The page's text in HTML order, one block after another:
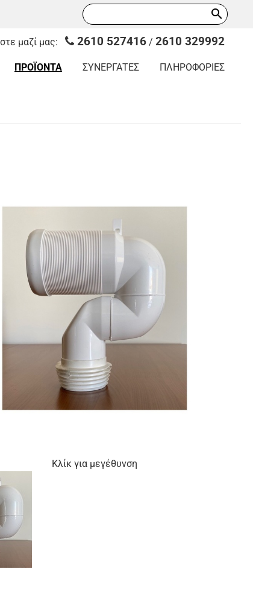
search
μαζί μας: 2610 527416 / 2610 329992
ΠΡΟΪΟΝΤΑ ΣΥΝΕΡΓΑΤΕΣ ΠΛΗΡΟΦΟΡΙΕΣ
Κλίκ για μεγέθυνση